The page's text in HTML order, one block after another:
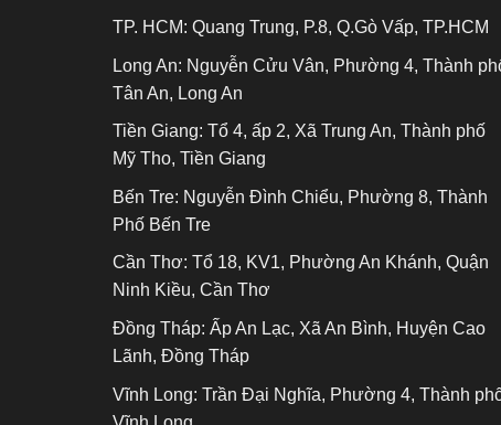
TP. HCM: Quang Trung, P.8, Q.Gò Vấp, TP.HCM
Long An: Nguyễn Cửu Vân, Phường 4, Thành
Tân An, Long An
Tiền Giang: Tổ 4, ấp 2, Xã Trung An, Thành phố
Mỹ Tho, Tiền Giang
Bến Tre: Nguyễn Đình Chiểu, Phường 8, Thành
Phố Bến Tre
Cần Thơ: Tổ 18, KV1, Phường An Khánh, Quận
Ninh Kiều, Cần Thơ
Đồng Tháp: Ấp An Lạc, Xã An Bình, Huyện Cao
Lãnh, Đồng Tháp
Vĩnh Long: Trần Đại Nghĩa, Phường 4, Thành